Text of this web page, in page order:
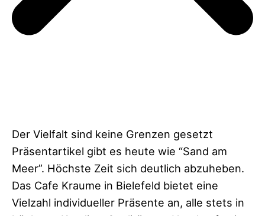
Der Vielfalt sind keine Grenzen gesetzt
Präsentartikel gibt es heute wie “Sand am
Meer”. Höchste Zeit sich deutlich abzuheben.
Das Cafe Kraume in Bielefeld bietet eine
Vielzahl individueller Präsente an, alle stets in